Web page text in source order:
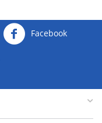
Facebook